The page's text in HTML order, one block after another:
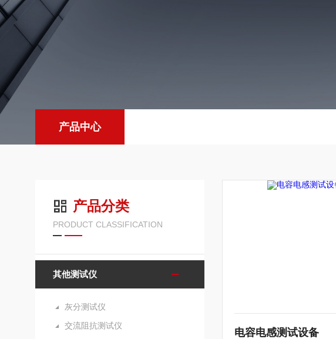
产品中心
产品分类
PRODUCT CLASSIFICATION
其他测试仪
灰分测试仪
交流阻抗测试仪
电容电感测试设备